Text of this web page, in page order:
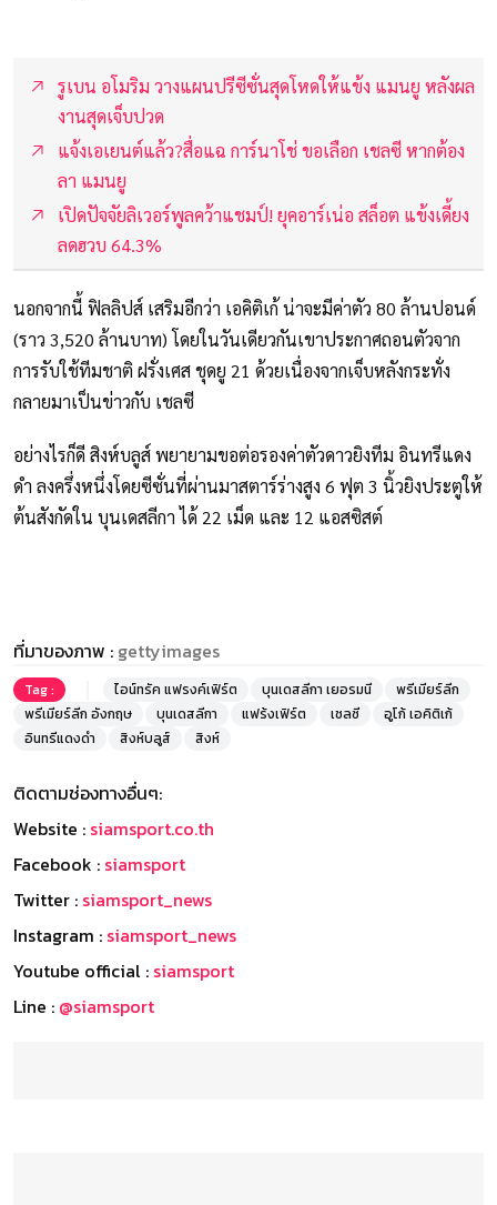
รูเบน อโมริม วางแผนปรีซีซั่นสุดโหดให้แข้ง แมนยู หลังผล
งานสุดเจ็บปวด
แจ้งเอเยนต์แล้ว?สื่อแฉ การ์นาโช่ ขอเลือก เชลซี หากต้อง
ลา แมนยู
เปิดปัจจัยลิเวอร์พูลคว้าแชมป์! ยุคอาร์เน่อ สล็อต แข้งเดี้ยง
ลดฮวบ 64.3%
นอกจากนี้ ฟิลลิปส์ เสริมอีกว่า เอคิติเก้ น่าจะมีค่าตัว 80 ล้านปอนด์
(ราว 3,520 ล้านบาท) โดยในวันเดียวกันเขาประกาศถอนตัวจาก
การรับใช้ทีมชาติ ฝรั่งเศส ชุดยู 21 ด้วยเนื่องจากเจ็บหลังกระทั่ง
กลายมาเป็นข่าวกับ เชลซี
อย่างไรก็ดี สิงห์บลูส์ พยายามขอต่อรองค่าตัวดาวยิงทีม อินทรีแดง
ดำ ลงครึ่งหนึ่งโดยซีซั่นที่ผ่านมาสตาร์ร่างสูง 6 ฟุต 3 นิ้วยิงประตูให้
ต้นสังกัดใน บุนเดสลีกา ได้ 22 เม็ด และ 12 แอสซิสต์
ที่มาของภาพ : gettyimages
Tag : ไอน์ทรัค แฟรงค์เฟิร์ต บุนเดสลีกา เยอรมนี
พรีเมียร์ลีก
พรีเมียร์ลีก อังกฤษ
บุนเดสลีกา แฟร้งเฟิร์ต เชลซี
อูโก้ เอคิติเก้
อินทรีแดงดำ
สิงห์บลูส์ สิงห์
ติดตามช่องทางอื่นๆ:
Website : siamsport.co.th
Facebook : siamsport
Twitter : siamsport_news
Instagram : siamsport_news
Youtube official : siamsport
Line : @siamsport